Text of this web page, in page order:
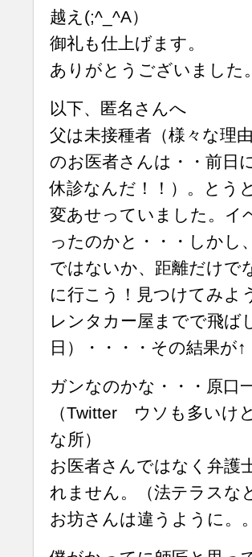
越え(;^_^A）
御礼も仕上げます。
ありがとうございました。
以下、匿名さんへ
父は未接種者（様々な理
のお医者さんは・・前日
休診なんだ！！）。とう
変あせっていました。イ
ったのかと・・・しかし
ではないか、距離だけで
に行こう！見つけてみ
レンタカー屋までで飛ば
日）・・・・その結果が
ガンなのかな・・・原口
（Twitter ウソも多いけ
な所）
お医者さんではなく弁護
れません。（法テラスな
お坊さんは違うように。